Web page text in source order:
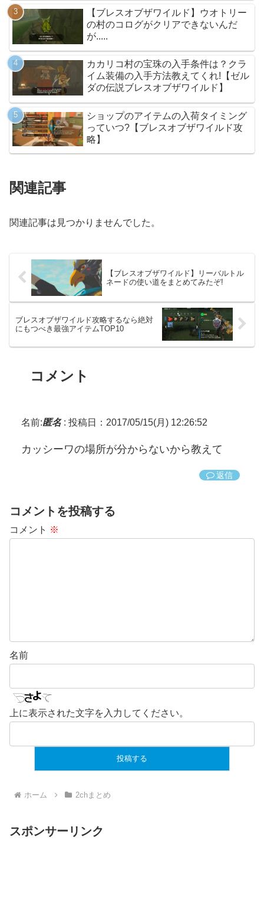
【ブレスオブザワイルド】ウオトリー
の村のコログがクリアできないんだ
が.....
カカリコ村の宝珠の入手条件は？クラ
イム装備の入手方法教えてくれ!【ゼル
ダの伝説ブレスオブザワイルド】
ショップのアイテムの入荷タイミング
っていつ?【ブレスオブザワイルド攻
略】
関連記事
関連記事は見つかりませんでした。
【ブレスオブザワイルド】リーバルトル
ネードの使い道をまとめてみたぞ!
ブレスオブザワイルド攻略するなら絶対
にもつべき最強アイテムTOP10
コメント
名前:匿名: 投稿日：2017/05/15(月) 12:26:52
カッシーワの場所が分からないから教えて
返信
コメントを投稿する
コメント ※
名前
上に表示された文字を入力してください。
ホーム 2chまとめ
スポンサーリンク